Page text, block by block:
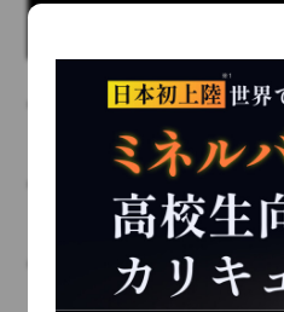
熱意をもって働く大人
ポート校
「人生を面白く生きる
全力で伴走
社会の第一線で活躍す
を本気でサポート